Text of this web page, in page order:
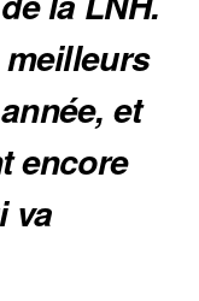
et
encore
va